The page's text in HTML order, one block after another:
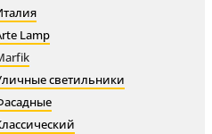
Lamp
светильники